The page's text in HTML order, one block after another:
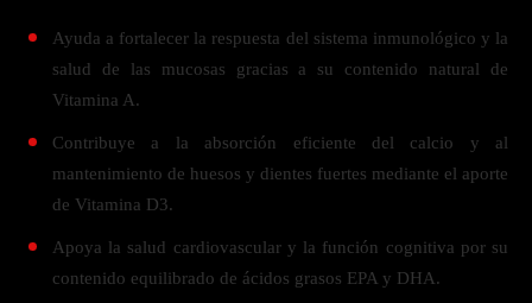
Ayuda a fortalecer la respuesta del sistema inmunológico y la
salud de las mucosas gracias a su contenido natural de
Vitamina A.
Contribuye a la absorción eficiente del calcio y al
mantenimiento de huesos y dientes fuertes mediante el aporte
de Vitamina D3.
Apoya la salud cardiovascular y la función cognitiva por su
contenido equilibrado de ácidos grasos EPA y DHA.